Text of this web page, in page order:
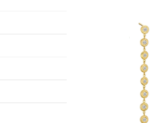
2.500,00